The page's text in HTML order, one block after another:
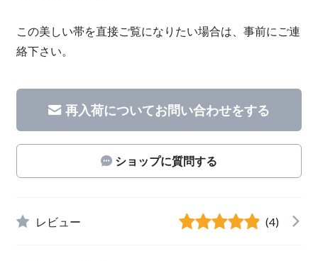
この美しい帯を直接ご覧になりたい場合は、事前にご連
絡下さい。
再入荷についてお問い合わせをする
ショップに質問する
レビュー (4)